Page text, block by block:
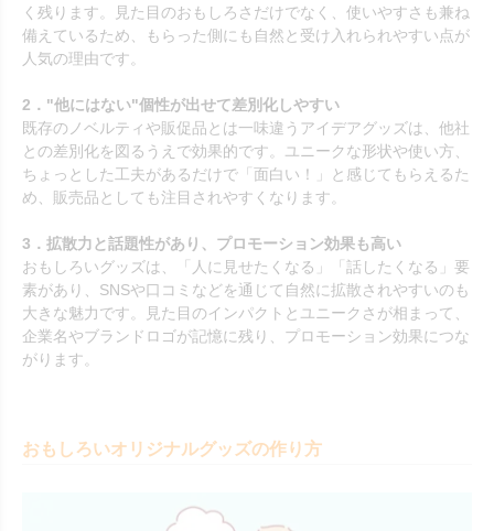
く残ります。見た目のおもしろさだけでなく、使いやすさも兼ね
備えているため、もらった側にも自然と受け入れられやすい点が
人気の理由です。
2．"他にはない"個性が出せて差別化しやすい
既存のノベルティや販促品とは一味違うアイデアグッズは、他社
との差別化を図るうえで効果的です。ユニークな形状や使い方、
ちょっとした工夫があるだけで「面白い！」と感じてもらえるた
め、販売品としても注目されやすくなります。
3．拡散力と話題性があり、プロモーション効果も高い
おもしろいグッズは、「人に見せたくなる」「話したくなる」要
素があり、SNSや口コミなどを通じて自然に拡散されやすいのも
大きな魅力です。見た目のインパクトとユニークさが相まって、
企業名やブランドロゴが記憶に残り、プロモーション効果につな
がります。
おもしろいオリジナルグッズの作り方